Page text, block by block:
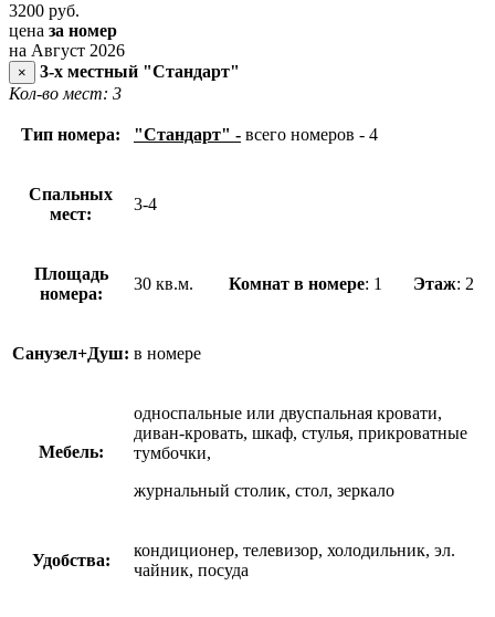
3200 руб.
цена за номер
на Август 2026
×
3-х местный "Стандарт"
Кол-во мест: 3
Тип номера: "Стандарт" - всего номеров - 4
Спальных
мест:
3-4
Площадь
номера:
30 кв.м. Комнат в номере: 1 Этаж: 2
Санузел+Душ: в номере
Мебель:
односпальные или двуспальная кровати,
диван-кровать, шкаф, стулья, прикроватные
тумбочки,
журнальный столик, стол, зеркало
Удобства:
кондиционер, телевизор, холодильник, эл.
чайник, посуда